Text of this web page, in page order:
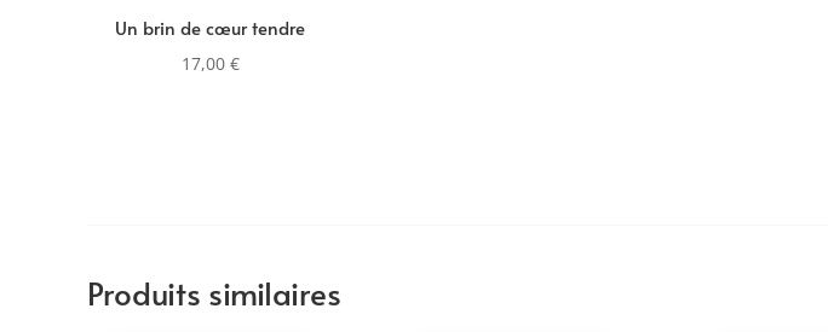
Un brin de cœur tendre
17,00 €
Produits similaires